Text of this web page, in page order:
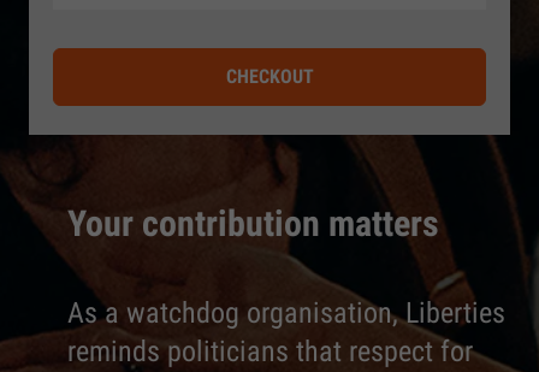
Your contribution matters
As a watchdog organisation, Liberties
reminds politicians that respect for
CHECKOUT